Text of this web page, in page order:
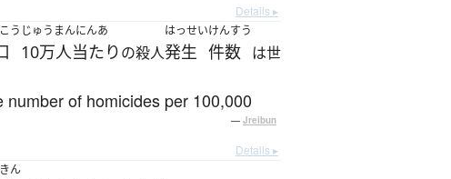
Details ▸
う じゅうまんにんあ
10万人当たりの殺人
はっせい
発生
けんすう
件数 は世
of homicides per 100,000
— Jreibun
Details ▸
ん